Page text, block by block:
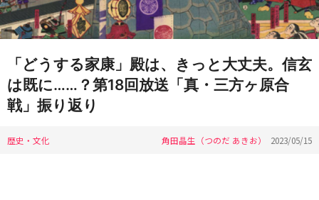
「どうする家康」殿は、きっと大丈夫。信玄
は既に……？第18回放送「真・三方ヶ原合
戦」振り返り
歴史・文化 角田晶生（つのだ あきお） 2023/05/15